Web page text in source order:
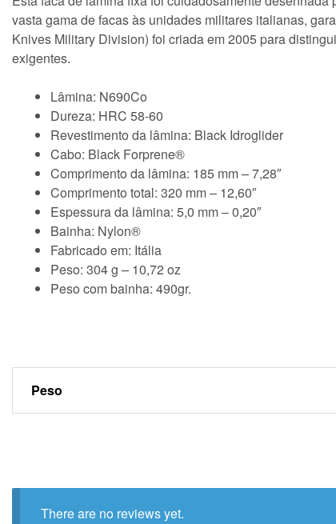
vasta gama de facas às unidades militares italianas,
Knives Military Division) foi criada em 2005 para
exigentes.
Lâmina: N690Co
Dureza: HRC 58-60
Revestimento da lâmina: Black Idroglider
Cabo: Black Forprene®
Comprimento da lâmina: 185 mm – 7,28″
Comprimento total: 320 mm – 12,60″
Espessura da lâmina: 5,0 mm – 0,20″
Bainha: Nylon®
Fabricado em: Itália
Peso: 304 g – 10,72 oz
Peso com bainha: 490gr.
Peso
There are no reviews yet.